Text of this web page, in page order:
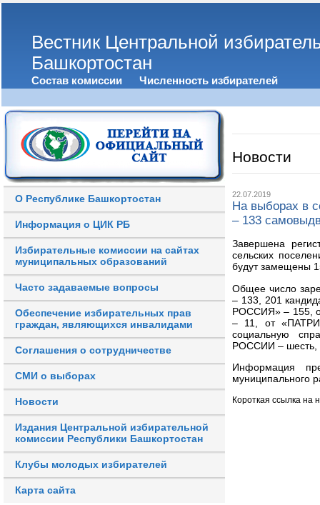
Вестник Центральной
Башкортостан
Состав комиссии Численность избирателей
О Республике Башкортостан
Информация о ЦИК РБ
Избирательные комиссии на сайтах
муниципальных образований
Часто задаваемые вопросы
Обеспечение избирательных прав
граждан, являющихся инвалидами
Соглашения о сотрудничестве
СМИ о выборах
Новости
Издания Центральной избирательной
комиссии Республики Башкортостан
Клубы молодых избирателей
Карта сайта
Новости
22.07.2019
На выборах в
– 133
Завершена
сельских
будут замещены
Общее число
– 133, 201
РОССИЯ» – 155,
– 11, от
социальную
РОССИИ – шесть,
Информация
муниципального
Короткая ссылка на